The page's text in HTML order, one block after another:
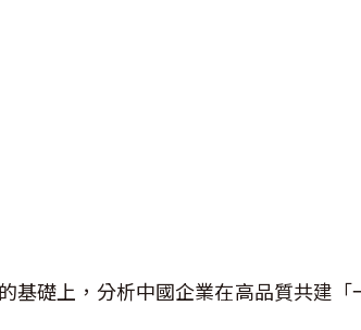
基礎上，分析中國企業在高品質共建「